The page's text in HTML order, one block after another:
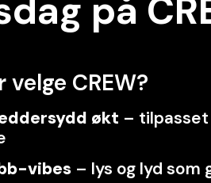
på
velge CREW?
økt – tilpasset
vibes– lys og lyd som